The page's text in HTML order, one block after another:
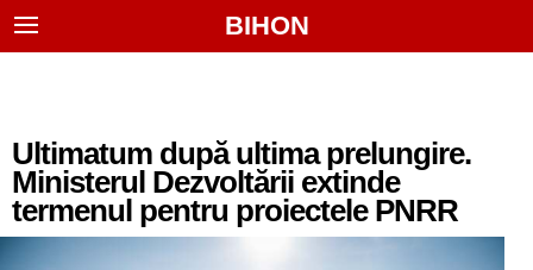
BIHON
Ultimatum după ultima prelungire.
Ministerul Dezvoltării extinde
termenul pentru proiectele PNRR